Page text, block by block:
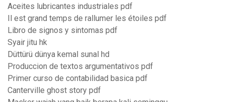
Aceites lubricantes industriales pdf
Il est grand temps de rallumer les étoiles pdf
Libro de signos y sintomas pdf
Syair jitu hk
Düttürü dünya kemal sunal hd
Produccion de textos argumentativos pdf
Primer curso de contabilidad basica pdf
Canterville ghost story pdf